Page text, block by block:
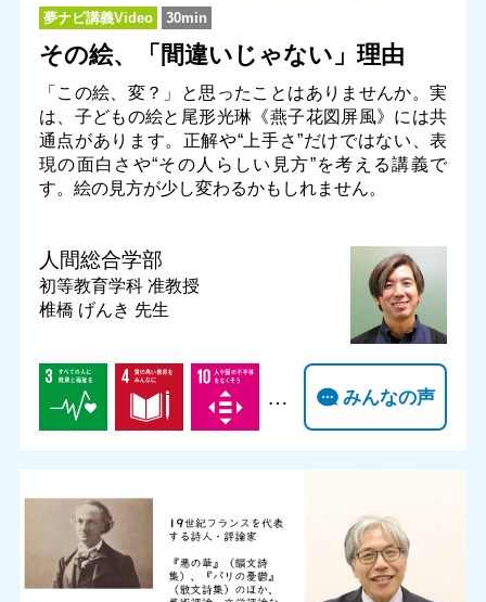
夢ナビ講義Video 30min
その絵、「間違いじゃない」理由
「この絵、変？」と思ったことはありませんか。実
は、子どもの絵と尾形光琳《燕子花図屏風》には共
通点があります。正解や“上手さ”だけではない、表
現の面白さや“その人らしい見方”を考える講義で
す。絵の見方が少し変わるかもしれません。
人間総合学部
初等教育学科 准教授
椎橋 げんき 先生
… みんなの声